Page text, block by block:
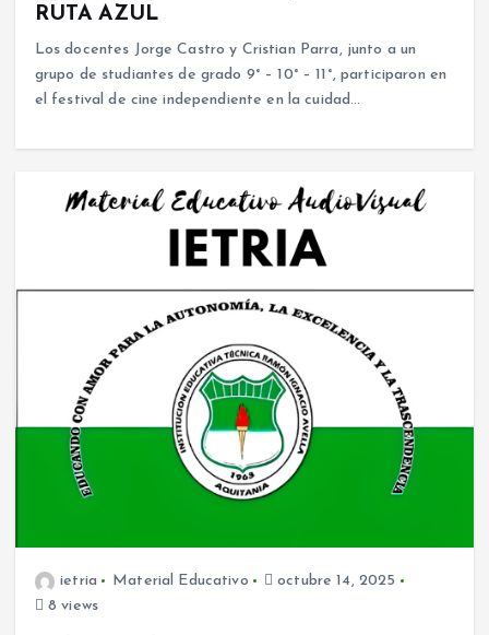
RUTA AZUL
Los docentes Jorge Castro y Cristian Parra, junto a un
grupo de studiantes de grado 9° – 10° – 11°, participaron en
el festival de cine independiente en la cuidad…
ietria Material Educativo
octubre 14, 2025
8 views